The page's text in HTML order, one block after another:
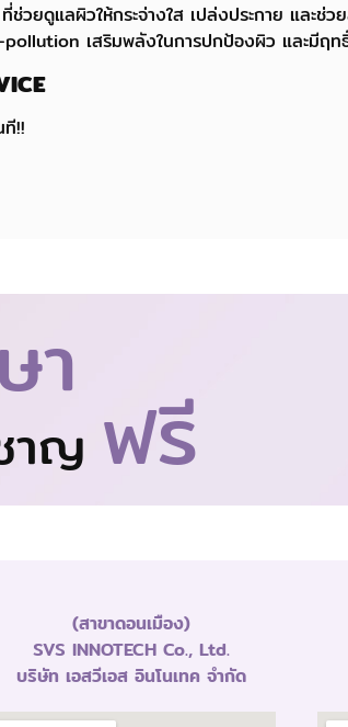
ช่วยดูแลผิวให้กระจ่างใส เปล่งประกาย แล
เสริมพลังในการปกป้องผิว และมีฤท
!!
า
าญ ฟรี
(สาขาดอนเมือง)
SVS INNOTECH Co., Ltd.
บริษัท เอสวีเอส อินโนเทค จำกัด